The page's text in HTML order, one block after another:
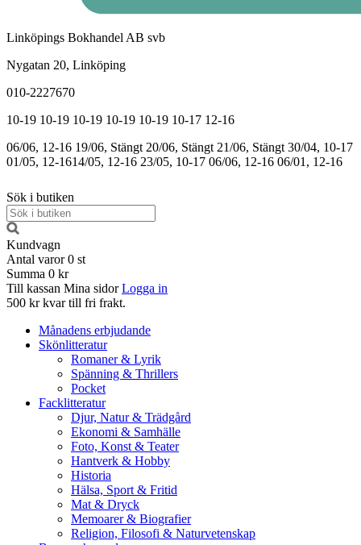
Linköpings Bokhandel AB svb
Nygatan 20, Linköping
010-2227670
10-19 10-19 10-19 10-19 10-19 10-17 12-16
06/06, 12-16 19/06, Stängt 20/06, Stängt 21/06, Stängt 30/04, 10-17
01/05, 12-1614/05, 12-16 23/05, 10-17 06/06, 12-16 06/01, 12-16
Sök i butiken
Kundvagn
Antal varor 0 st
Summa 0 kr
Till kassan Mina sidor Logga in
500 kr kvar till fri frakt.
Månadens erbjudande
Skönlitteratur
Romaner & Lyrik
Spänning & Thrillers
Pocket
Facklitteratur
Djur, Natur & Trädgård
Ekonomi & Samhälle
Foto, Konst & Teater
Hantverk & Hobby
Historia
Hälsa, Sport & Fritid
Mat & Dryck
Memoarer & Biografier
Religion, Filosofi & Naturvetenskap